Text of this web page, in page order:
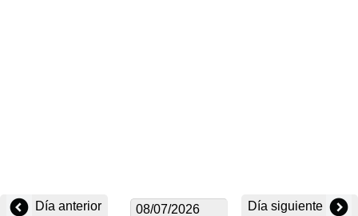
Día anterior Día siguiente